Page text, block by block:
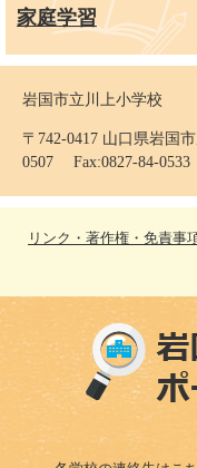
家庭学習
岩国市立川上小学校
〒742-0417 山口県岩国
0507 Fax:0827-84-0533
リンク・著作権・免責事